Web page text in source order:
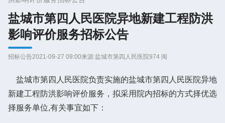
盐城市第四人民医院异地新建工程防洪
影响评价服务招标公告
招标公告2021-09-27 09:00来源:盐城市第四人民医院974 阅
盐城市第四人民医院负责实施的盐城市第四人民医院异地
新建工程防洪影响评价服务，拟采用院内招标的方式择优选
择服务单位,有关事宜如下：